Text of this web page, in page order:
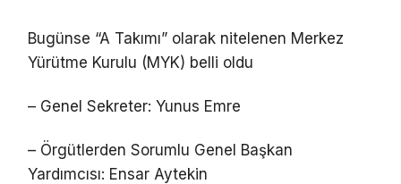
Bugünse “A Takımı” olarak nitelenen Merkez
Yürütme Kurulu (MYK) belli oldu
– Genel Sekreter: Yunus Emre
– Örgütlerden Sorumlu Genel Başkan
Yardımcısı: Ensar Aytekin